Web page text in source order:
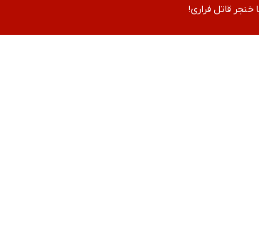
خنجر قاتل فراری!